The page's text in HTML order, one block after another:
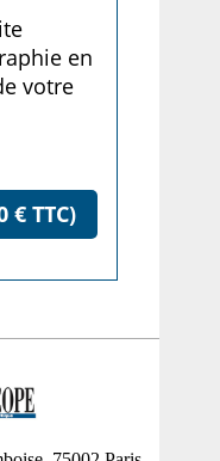
en
votre
€ TTC)